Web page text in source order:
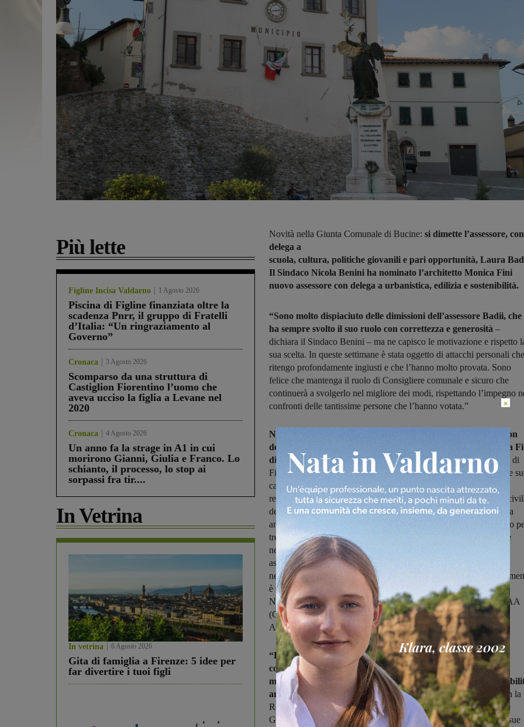
Più lette
Figline Incisa Valdarno 1 Agosto 2026
Piscina di Figline finanziata oltre la
scadenza Pnrr, il gruppo di Fratelli
d’Italia: “Un ringraziamento al
Governo”
Cronaca 3 Agosto 2026
Scomparso da una struttura di
Castiglion Fiorentino l’uomo che
aveva ucciso la figlia a Levane nel
2020
Cronaca 4 Agosto 2026
Un anno fa la strage in A1 in cui
morirono Gianni, Giulia e Franco. Lo
schianto, il processo, lo stop ai
sorpassi fra tir....
In Vetrina
In vetrina 6 Agosto 2026
Gita di famiglia a Firenze: 5 idee per
far divertire i tuoi figli
Novità nella Giunta Comunale di Bucine: si dimette l’assessore, con
delega a
scuola, cultura, politiche giovanili e pari opportunità, Laura
Il Sindaco Nicola Benini ha nominato l’architetto Monica Fini
nuovo assessore con delega a urbanistica, edilizia e sostenibilità.
“Sono molto dispiaciuto delle dimissioni dell’assessore Badii, che
ha sempre svolto il suo ruolo con correttezza e generosità –
dichiara il Sindaco Benini – ma ne capisco le motivazione e rispetto
sua scelta. In queste settimane è stata oggetto di attacchi personali che
ritengo profondamente ingiusti e che l’hanno molto provata. Sono
felice che mantenga il ruolo di Consigliere comunale e sicuro che
continuerà a svolgerlo nel migliore dei modi, rispettando l’impegno
confronti delle tantissime persone che l’hanno votata.”
Nello stesso giorno il Sindaco Benini ha nominato assessore con
delega a urbanistica, edilizia e sostenibilità l’architetto Monica
di Arezzo.Laureata in Architettura presso l’Università degli studi di
Firenze, è specializzata sui temi dell’edilizia sostenibile, da sempre
campo di interesse e sua passione. Si occupa di progettazione e
restauro nell’edilizia pubblica e privata nei settori dell’abitazione
dei servizi sociali, dell’istruzione e delle attività produttive. E’ stata
anche membro del Consiglio dell’Ordine degli Architetti di Arezzo
tre mandati e ha ricoperto cariche di valenza nazionale e regionale
nell’ambito dell’Istituto Nazionale di Bioarchitettura (INBAR),
associazione no profit pioniera nella ricerca interdisciplinare e
nell’applicazione dell’ecologia all’edilizia e all’urbanistica.
è Coordinatore della Sezione provinciale di Arezzo dell’Istituto
Nazionale di Bioarchitettura, che rappresenta nell’ambito del CEAA
(Centro di Educazione Ambientale ed Alimentare) del Comune di
Arezzo.
“La scelta dell’architetto Fini si basa innanzitutto sulla sua
competenza professionale – dichiara il Sindaco Benini – Ha
maturato una lunga esperienza nell’applicazione della
ambientale all’edilizia e all’urbanistica,collaborando anche con la
Regione Toscana e con alcuni Comuni per la definizione di Linee
Guida per l’edilizia sostenibile. La sua competenza specifica e le sue
×